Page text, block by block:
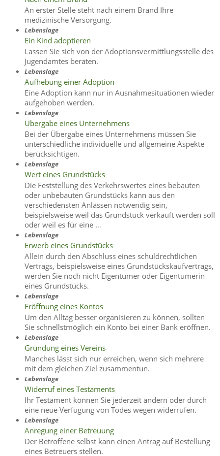
An erster Stelle steht nach einem Brand Ihre
medizinische Versorgung.
Lebenslage
Ein Kind adoptieren
Lassen Sie sich von der Adoptionsvermittlungsstelle des
Jugendamtes beraten.
Lebenslage
Aufhebung einer Adoption
Eine Adoption kann nur in Ausnahmesituationen wieder
aufgehoben werden.
Lebenslage
Übergabe eines Unternehmens
Bei der Übergabe eines Unternehmens müssen Sie
unterschiedliche individuelle und allgemeine Aspekte
berücksichtigen.
Lebenslage
Wert eines Grundstücks
Die Feststellung des Verkehrswertes eines bebauten
oder unbebauten Grundstücks kann aus den
verschiedensten Anlässen notwendig sein,
beispielsweise weil das Grundstück verkauft werden soll
oder weil es für eine …
Lebenslage
Erwerb eines Grundstücks
Allein durch den Abschluss eines schuldrechtlichen
Vertrags, beispielsweise eines Grundstückskaufvertrags,
werden Sie noch nicht Eigentümer oder Eigentümerin
eines Grundstücks.
Lebenslage
Eröffnung eines Kontos
Um den Alltag besser organisieren zu können, sollten
Sie schnellstmöglich ein Konto bei einer Bank eröffnen.
Lebenslage
Gründung eines Vereins
Manches lässt sich nur erreichen, wenn sich mehrere
mit dem gleichen Ziel zusammentun.
Lebenslage
Widerruf eines Testaments
Ihr Testament können Sie jederzeit ändern oder durch
eine neue Verfügung von Todes wegen widerrufen.
Lebenslage
Anregung einer Betreuung
Der Betroffene selbst kann einen Antrag auf Bestellung
eines Betreuers stellen.